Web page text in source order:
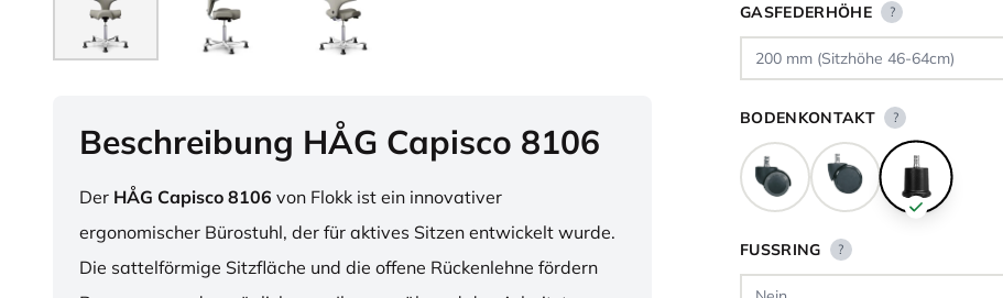
Beschreibung HÅG Capisco 8106
Der HÅG Capisco 8106 von Flokk ist ein innovativer
ergonomischer Bürostuhl, der für aktives Sitzen entwickelt wurde.
Die sattelförmige Sitzfläche und die offene Rückenlehne fördern
GASFEDERHÖHE ?
BODENKONTAKT ?
FUSSRING ?